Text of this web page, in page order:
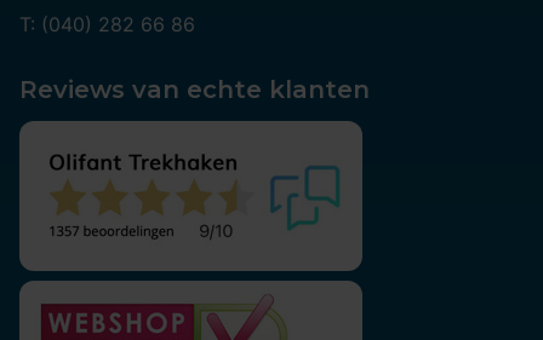
T: (040) 282 66 86
Reviews van echte klanten